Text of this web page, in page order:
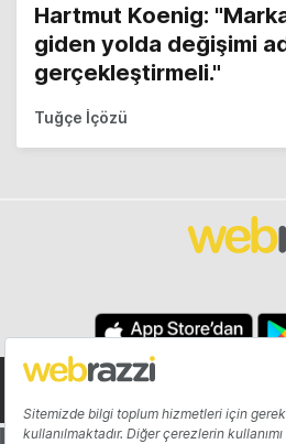
Hartmut Koenig:
giden yolda değişimi
gerçekleştirmeli."
Tuğçe İçözü